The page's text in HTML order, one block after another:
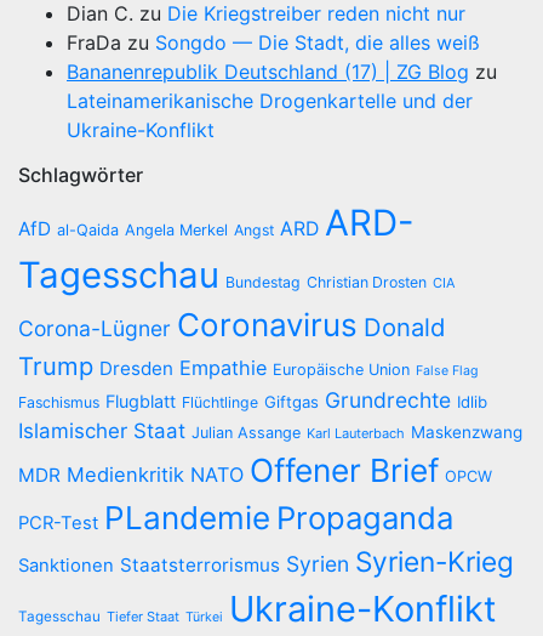
Dian C. zu Die Kriegstreiber reden nicht nur
FraDa zu Songdo — Die Stadt, die alles weiß
Bananenrepublik Deutschland (17) | ZG Blog zu
Lateinamerikanische Drogenkartelle und der
Ukraine-Konflikt
Schlagwörter
AfD al-Qaida Angela Merkel Angst ARD ARD-
Tagesschau Bundestag Christian Drosten CIA
Corona-Lügner Coronavirus Donald
Trump Dresden Empathie Europäische Union False Flag
Faschismus Flugblatt Flüchtlinge Giftgas Grundrechte Idlib
Islamischer Staat Julian Assange Karl Lauterbach Maskenzwang
MDR Medienkritik NATO Offener Brief OPCW
PCR-Test PLandemie Propaganda
Sanktionen Staatsterrorismus Syrien Syrien-Krieg
Tagesschau Tiefer Staat Türkei Ukraine-Konflikt